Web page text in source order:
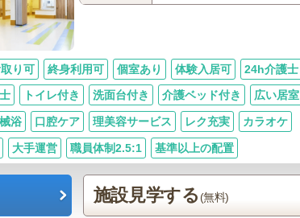
り可 終身利用可 個室あり 体験入居可 24h介護士
トイレ付き 洗面台付き 介護ベッド付き 広い居室
浴 口腔ケア 理美容サービス レク充実 カラオケ
大手運営 職員体制2.5:1 基準以上の配置
施設見学する (無料)